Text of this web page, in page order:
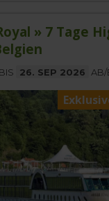
» 7 Tage
BIS 26. SEP 2026 AB/